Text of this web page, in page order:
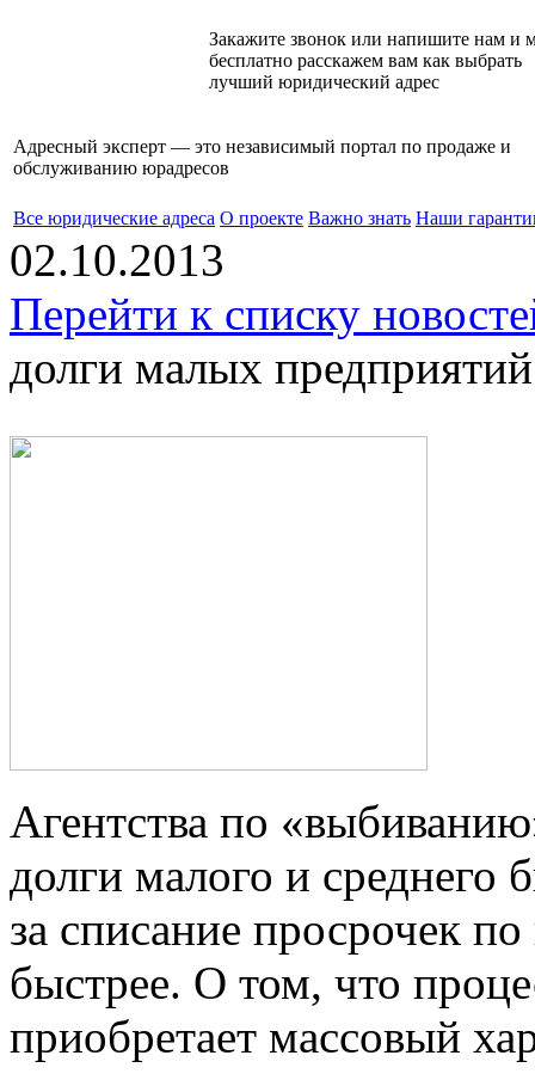
Закажите звонок или напишите нам и
бесплатно расскажем вам как выбрать
лучший юридический адрес
Адресный эксперт — это независимый портал по продаже и
обслуживанию юрадресов
Все юридические адреса О проекте Важно знать Наши
02.10.2013
Перейти к списку
долги малых
Агентства по
долги малого и среднего
за списание просрочек
быстрее. О том, что
приобретает массовый